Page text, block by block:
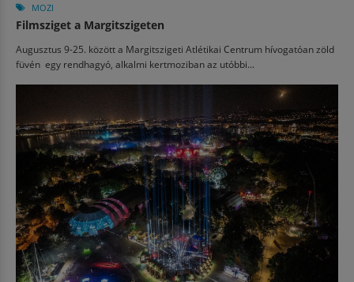
MOZI
Filmsziget a Margitszigeten
Augusztus 9-25. között a Margitszigeti Atlétikai Centrum hívogatóan zöld
füvén egy rendhagyó, alkalmi kertmoziban az utóbbi...